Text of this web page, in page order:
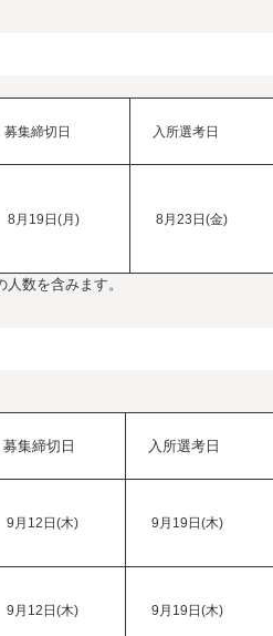
募集締切日 入所選考日
8月19日(月) 8月23日(金)
数を含みます。
募集締切日 入所選考日
9月12日(木) 9月19日(木)
9月12日(木) 9月19日(木)